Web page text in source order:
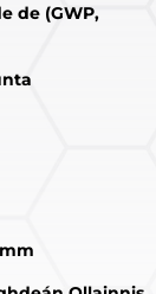
de (GWP,